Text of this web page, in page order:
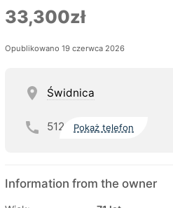
33,300zł
Opublikowano 19 czerwca 2026
Świdnica
512 Pokaż telefon
Information from the owner